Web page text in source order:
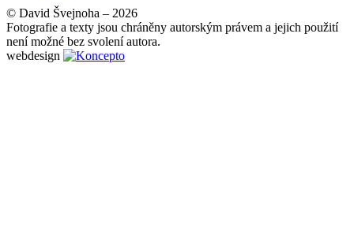
© David Švejnoha – 2026
Fotografie a texty jsou chráněny autorským právem a jejich použití
není možné bez svolení autora.
webdesign